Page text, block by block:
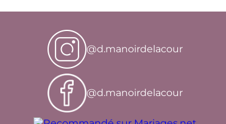
@d.manoirdelacour
@d.manoirdelacour